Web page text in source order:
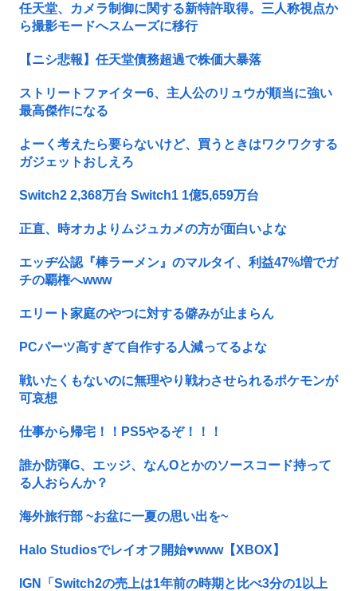
任天堂、カメラ制御に関する新特許取得。三人称視点か
ら撮影モードへスムーズに移行
【ニシ悲報】任天堂債務超過で株価大暴落
ストリートファイター6、主人公のリュウが順当に強い
最高傑作になる
よーく考えたら要らないけど、買うときはワクワクする
ガジェットおしえろ
Switch2 2,368万台 Switch1 1億5,659万台
正直、時オカよりムジュカメの方が面白いよな
エッヂ公認『棒ラーメン』のマルタイ、利益47%増でガ
チの覇権へwww
エリート家庭のやつに対する僻みが止まらん
PCパーツ高すぎて自作する人減ってるよな
戦いたくもないのに無理やり戦わさせられるポケモンが
可哀想
仕事から帰宅！！PS5やるぞ！！！
誰か防弾G、エッジ、なんOとかのソースコード持って
る人おらんか？
海外旅行部 ~お盆に一夏の思い出を~
Halo Studiosでレイオフ開始♥www【XBOX】
IGN「Switch2の売上は1年前の時期と比べ3分の1以上